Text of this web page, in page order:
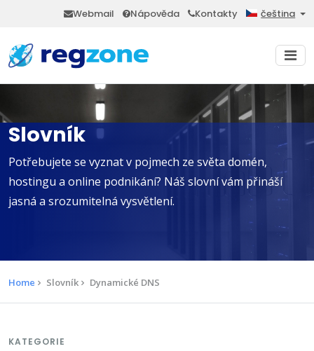
Webmail Nápověda Kontakty čeština
Slovník
Potřebujete se vyznat v pojmech ze světa domén,
hostingu a online podnikání? Náš slovní vám přináší
jasná a srozumitelná vysvětlení.
Home Slovník Dynamické DNS
KATEGORIE